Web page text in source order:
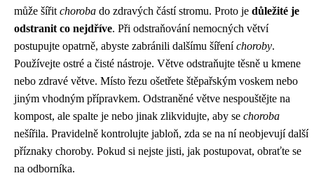
může šířit choroba do zdravých částí stromu. Proto je důležité je
odstranit co nejdříve. Při odstraňování nemocných větví
postupujte opatrně, abyste zabránili dalšímu šířeníchoroby.
Používejte ostré a čisté nástroje. Větve odstraňujte těsně u kmene
nebo zdravé větve. Místo řezu ošetřete štěpařským voskem nebo
jiným vhodným přípravkem. Odstraněné větve nespouštějte na
kompost, ale spalte je nebo jinak zlikvidujte, aby se choroba
nešířila. Pravidelně kontrolujte jabloň, zda se na ní neobjevují další
příznaky choroby. Pokud si nejste jisti, jak postupovat, obraťte se
na odborníka.